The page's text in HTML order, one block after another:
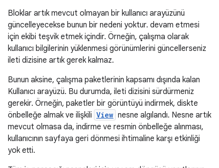
Bloklar artık mevcut olmayan bir kullanıcı arayüzünü
güncelleyecekse bunun bir nedeni yoktur. devam etmesi
için ekibi teşvik etmek içindir. Örneğin, çalışma olarak
kullanıcı bilgilerinin yüklenmesi görünümlerini güncellerseniz
ileti dizisine artık gerek kalmaz.
Bunun aksine, çalışma paketlerinin kapsamı dışında kalan
Kullanıcı arayüzü. Bu durumda, ileti dizisini sürdürmeniz
gerekir. Örneğin, paketler bir görüntüyü indirmek, diskte
önbelleğe almak ve ilişkili View nesne algılandı. Nesne artık
mevcut olmasa da, indirme ve resmin önbelleğe alınması,
kullanıcının sayfaya geri dönmesi ihtimaline karşı etkinliği
yok etti.